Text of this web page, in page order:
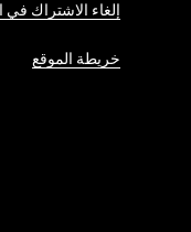
إلغاء الاشتراك في
خريطة الموقع